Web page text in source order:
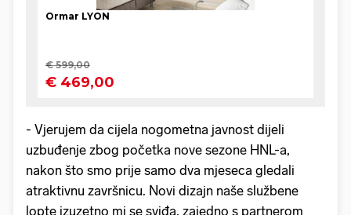
- Vjerujem da cijela nogometna javnost dijeli
uzbuđenje zbog početka nove sezone HNL-a,
nakon što smo prije samo dva mjeseca gledali
atraktivnu završnicu. Novi dizajn naše službene
lopte izuzetno mi se sviđa, zajedno s partnerom